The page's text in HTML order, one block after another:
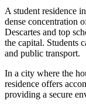
A student residence
dense concentration
Descartes and top
the capital. Students
and public transport.
In a city where the
residence offers
providing a secure